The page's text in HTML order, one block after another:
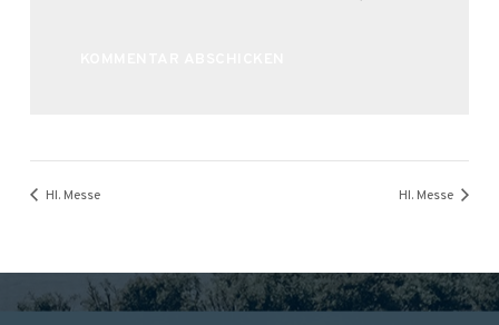
Hl. Messe Hl. Messe